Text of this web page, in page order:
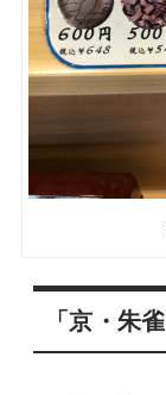
「京・朱